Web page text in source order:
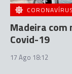
CORONAVÍRUS
Madeira com
Covid-19
17 Ago 18:12